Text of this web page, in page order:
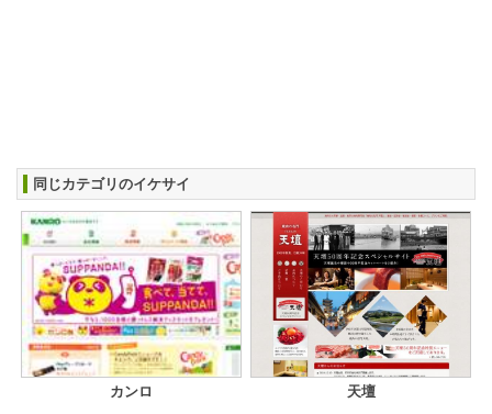
同じカテゴリのイケサイ
カンロ 天壇